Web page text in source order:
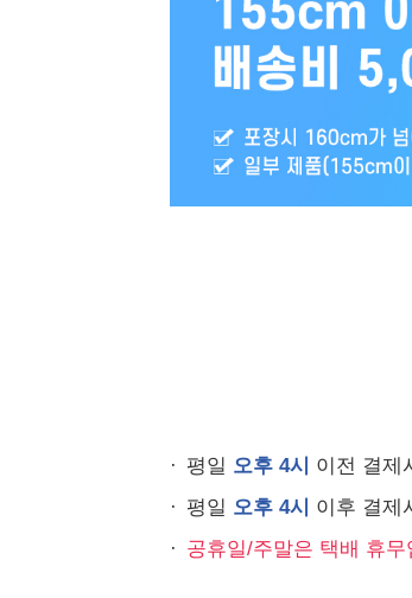
평일 오후 4시
이전 결제
평일 오후 4시
이후 결제
공휴일/주말은 택배 휴무